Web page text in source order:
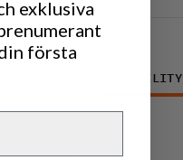
DURABILITY
exklusiva
första